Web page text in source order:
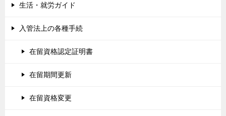
生活・就労ガイド
入管法上の各種手続
在留資格認定証明書
在留期間更新
在留資格変更